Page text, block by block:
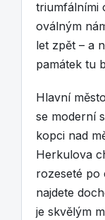
triumfálními
oválným
let zpět – a
památek tu
Hlavní město
se moderní
kopci nad
Herkulova
rozeseté
najdete
je skvělým